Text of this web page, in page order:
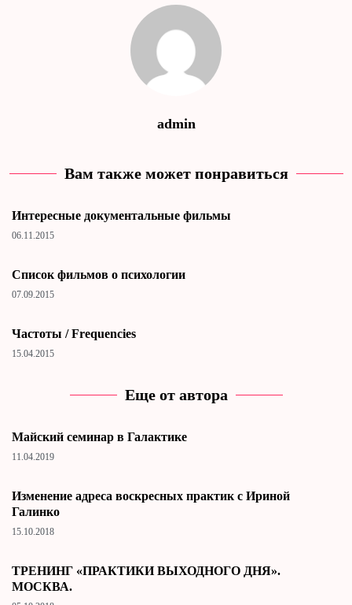
admin
Вам также может понравиться
Интересные документальные фильмы
06.11.2015
Cписок фильмов о психологии
07.09.2015
Частоты / Frequencies
15.04.2015
Еще от автора
Майский семинар в Галактике
11.04.2019
Изменение адреса воскресных практик с Ириной
Галинко
15.10.2018
ТРЕНИНГ «ПРАКТИКИ ВЫХОДНОГО ДНЯ».
МОСКВА.